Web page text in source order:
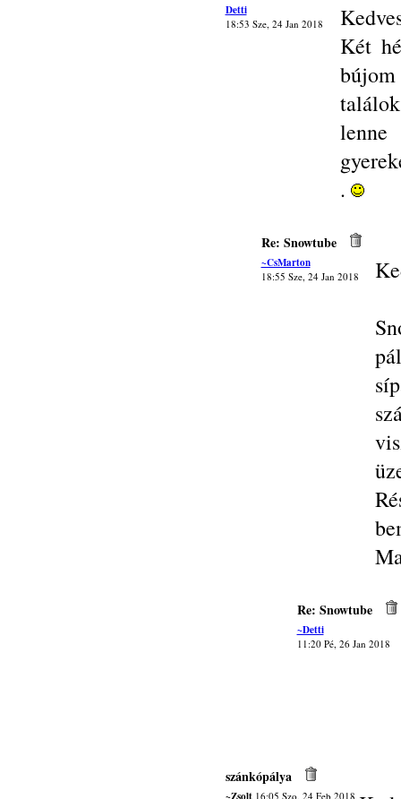
Detti
18:53 Sze, 24 Jan 2018
Két
bújom
lenne
.
Re: Snowtube
~CsMarton
18:55 Sze, 24 Jan 2018
Re: Snowtube
~Detti
11:20 Pé, 26 Jan 2018
szánkópálya
16:05 Szo, 24 Feb 2018